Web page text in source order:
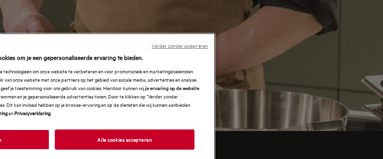
om je een gepersonaliseerde ervaring te bieden.
technologieën om onze website te verbeteren en voor promotionele en marketingdoeleinden.
van onze website met onze partners op het gebied van sociale media, advertenties en analyse.
je toestemming voor ons gebruik van cookies. Hierdoor kunnen wijje ervaring op de website
en je gepersonaliseerde advertenties tonen. Door te klikken op "Verder zonder
Dit kan invloed hebben op je browse-ervaring en op de diensten die wij kunnen aanbieden.
enPrivacyverklaring.
Alle cookies accepteren
Verder zonder accepteren